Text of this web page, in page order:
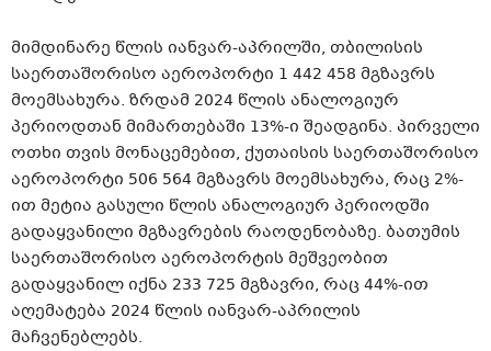
მიმდინარე წლის იანვარ-აპრილში, თბილისის
საერთაშორისო აეროპორტი 1 442 458 მგზავრს
მოემსახურა. ზრდამ 2024 წლის ანალოგიურ
პერიოდთან მიმართებაში 13%-ი შეადგინა. პირველი
ოთხი თვის მონაცემებით, ქუთაისის საერთაშორისო
აეროპორტი 506 564 მგზავრს მოემსახურა, რაც 2%-
ით მეტია გასული წლის ანალოგიურ პერიოდში
გადაყვანილი მგზავრების რაოდენობაზე. ბათუმის
საერთაშორისო აეროპორტის მეშვეობით
გადაყვანილ იქნა 233 725 მგზავრი, რაც 44%-ით
აღემატება 2024 წლის იანვარ-აპრილის
მაჩვენებლებს.